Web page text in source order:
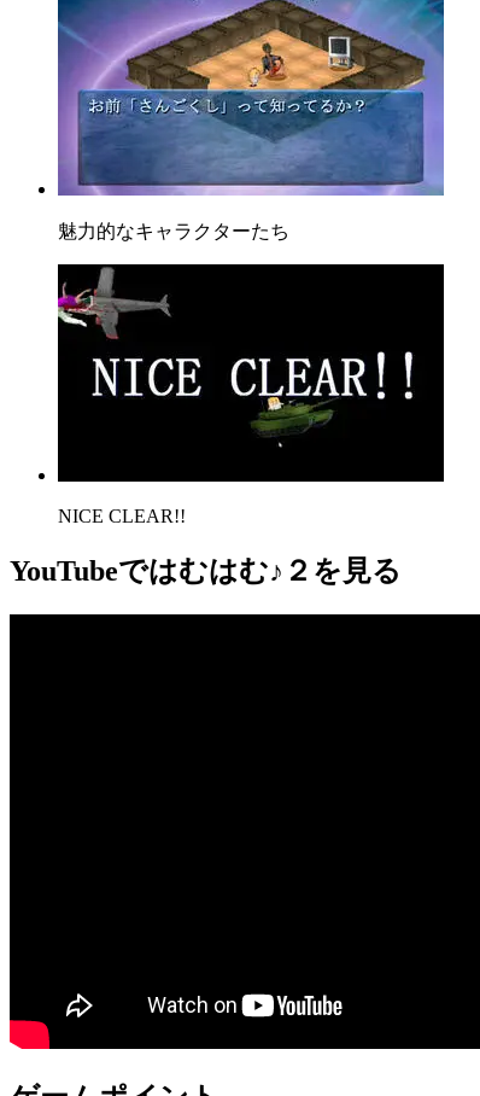
魅力的なキャラクターたち
NICE CLEAR!!
YouTubeではむはむ♪２を見る